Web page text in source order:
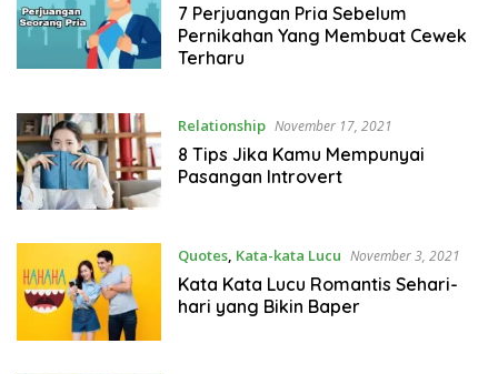
7 Perjuangan Pria Sebelum
Pernikahan Yang Membuat Cewek
Terharu
Relationship November 17, 2021
8 Tips Jika Kamu Mempunyai
Pasangan Introvert
Quotes, Kata-kata Lucu November 3, 2021
Kata Kata Lucu Romantis Sehari-
hari yang Bikin Baper